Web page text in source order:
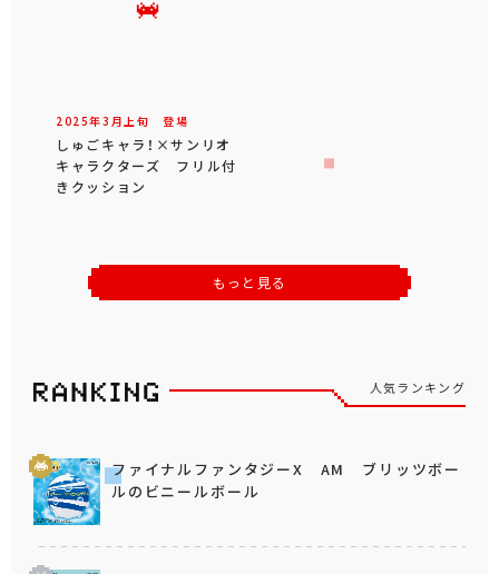
2025年3 月 上旬 登場
しゅごキャラ！×サンリオ
キャラクターズ フリル付
きクッション
もっと見る
人気ランキング
ファイナルファンタジーX AM ブリッツボー
ルのビニールボール